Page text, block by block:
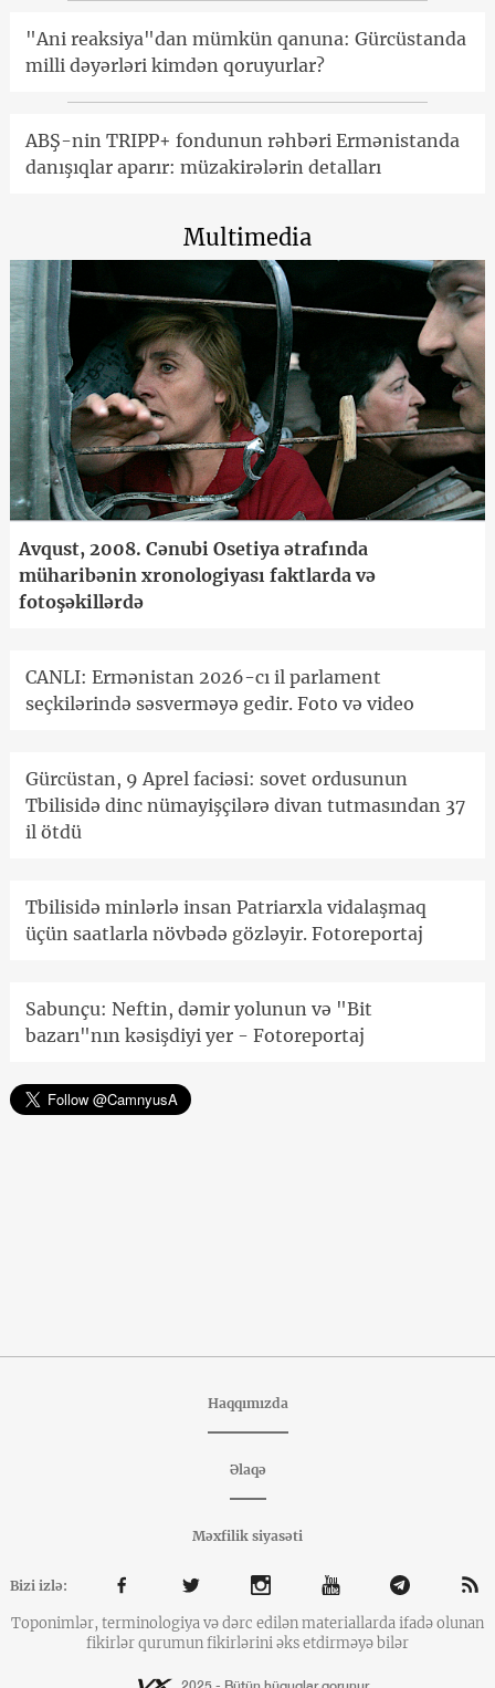
"Ani reaksiya"dan mümkün qanuna: Gürcüstanda
milli dəyərləri kimdən qoruyurlar?
ABŞ-nin TRIPP+ fondunun rəhbəri Ermənistanda
danışıqlar aparır: müzakirələrin detalları
Multimedia
Avqust, 2008. Cənubi Osetiya ətrafında
müharibənin xronologiyası faktlarda və
fotoşəkillərdə
CANLI: Ermənistan 2026-cı il parlament
seçkilərində səsverməyə gedir. Foto və video
Gürcüstan, 9 Aprel faciəsi: sovet ordusunun
Tbilisidə dinc nümayişçilərə divan tutmasından 37
il ötdü
Tbilisidə minlərlə insan Patriarxla vidalaşmaq
üçün saatlarla növbədə gözləyir. Fotoreportaj
Sabunçu: Neftin, dəmir yolunun və "Bit
bazarı"nın kəsişdiyi yer - Fotoreportaj
Haqqımızda
Əlaqə
Məxfilik siyasəti
Bizi izlə:
Toponimlər, terminologiya və dərc edilən materiallarda ifadə olunan
fikirlər qurumun fikirlərini əks etdirməyə bilər